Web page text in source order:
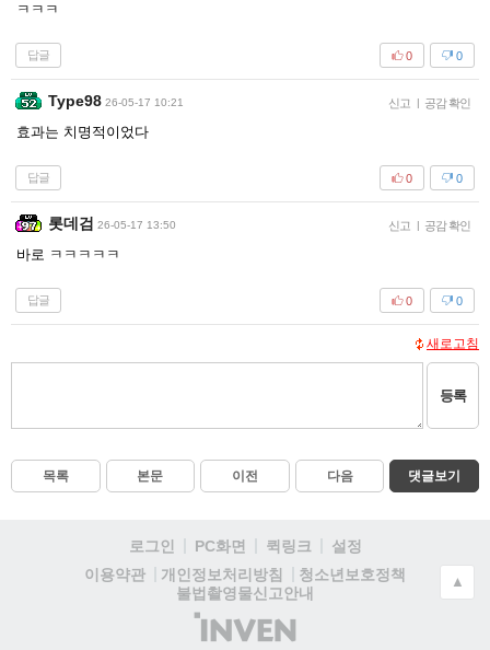
ㅋㅋㅋ
답글 0
0
Type98 26-05-17 10:21 신고 | 공감 확인
효과는 치명적이었다
답글 0
0
롯데검 26-05-17 13:50 신고 | 공감 확인
바로 ㅋㅋㅋㅋㅋ
답글 0
0
새로고침
등록
목록 본문 이전 다음 댓글보기
로그인 PC화면 퀵링크
설정
이용약관
개인정보처리방침
청소년보호정책
불법촬영물신고안내
(주)
인
▲